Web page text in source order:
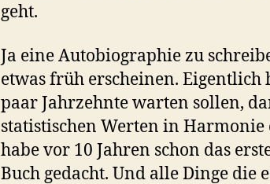
geht.
Ja eine Autobiographie zu
etwas früh erscheinen. Eigentlich
paar Jahrzehnte warten sollen,
statistischen Werten in Harmonie
habe vor 10 Jahren schon das
Buch gedacht. Und alle Dinge die